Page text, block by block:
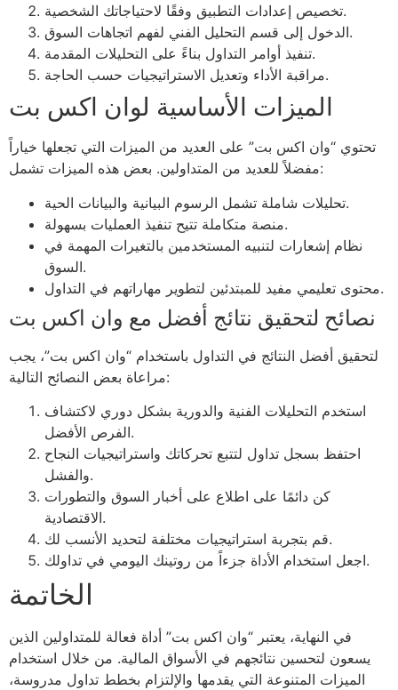
تخصيص إعدادات التطبيق وفقًا لاحتياجاتك الشخصية.
الدخول إلى قسم التحليل الفني لفهم اتجاهات السوق.
تنفيذ أوامر التداول بناءً على التحليلات المقدمة.
مراقبة الأداء وتعديل الاستراتيجيات حسب الحاجة.
الميزات الأساسية لوان اكس بت
تحتوي “وان اكس بت” على العديد من الميزات التي تجعلها خياراً
مفضلاً للعديد من المتداولين. بعض هذه الميزات تشمل:
تحليلات شاملة تشمل الرسوم البيانية والبيانات الحية.
منصة متكاملة تتيح تنفيذ العمليات بسهولة.
نظام إشعارات لتنبيه المستخدمين بالتغيرات المهمة في
السوق.
محتوى تعليمي مفيد للمبتدئين لتطوير مهاراتهم في التداول.
نصائح لتحقيق نتائج أفضل مع وان اكس بت
لتحقيق أفضل النتائج في التداول باستخدام “وان اكس بت”، يجب
مراعاة بعض النصائح التالية:
استخدم التحليلات الفنية والدورية بشكل دوري لاكتشاف
الفرص الأفضل.
احتفظ بسجل تداول لتتبع تحركاتك واستراتيجيات النجاح
والفشل.
كن دائمًا على اطلاع على أخبار السوق والتطورات
الاقتصادية.
قم بتجربة استراتيجيات مختلفة لتحديد الأنسب لك.
اجعل استخدام الأداة جزءاً من روتينك اليومي في تداولك.
الخاتمة
في النهاية، يعتبر “وان اكس بت” أداة فعالة للمتداولين الذين
يسعون لتحسين نتائجهم في الأسواق المالية. من خلال استخدام
الميزات المتنوعة التي يقدمها والإلتزام بخطط تداول مدروسة،